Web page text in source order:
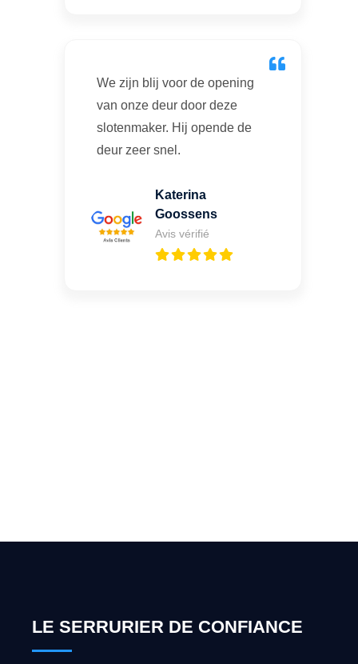
We zijn blij voor de opening
van onze deur door deze
slotenmaker. Hij opende de
deur zeer snel.
Katerina
Goossens
Avis vérifié
LE SERRURIER DE CONFIANCE